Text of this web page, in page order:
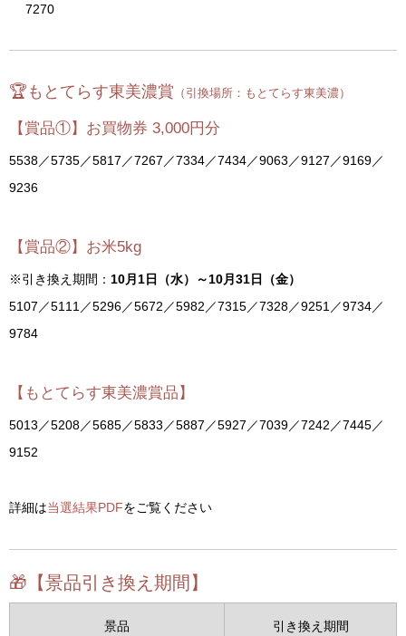
7270
🏆もとてらす東美濃賞 （引換場所：もとてらす東美濃）
【賞品①】お買物券 3,000円分
5538／5735／5817／7267／7334／7434／9063／9127／9169／
9236
【賞品②】お米5kg
※引き換え期間： 10月1日（水）～10月31日（金）
5107／5111／5296／5672／5982／7315／7328／9251／9734／
9784
【もとてらす東美濃賞品】
5013／5208／5685／5833／5887／5927／7039／7242／7445／
9152
詳細は当選結果PDFをご覧ください
🎁【景品引き換え期間】
景品 引き換え期間